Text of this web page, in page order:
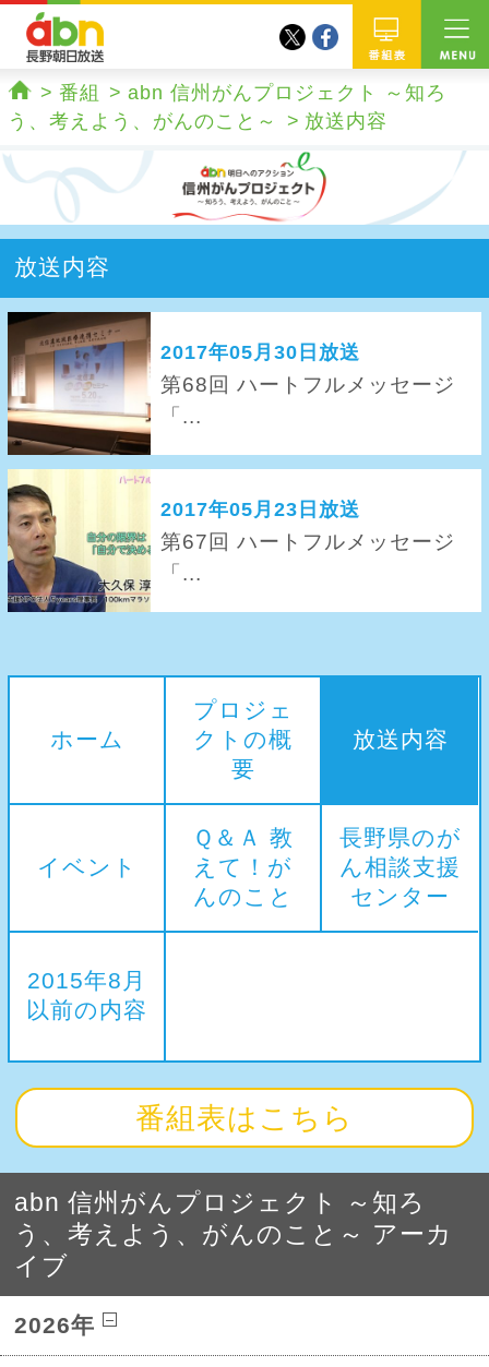
番組
twitterfacebook
ホーム
番組
abn 信州がんプロジェクト ～知ろ
う、考えよう、がんのこと～
放送内容
放送内容
2017年05月30日放送
第68回 ハートフルメッセージ
「...
2017年05月23日放送
第67回 ハートフルメッセージ
「...
ホーム
プロジェ
クトの概
要
放送内容
イベント
Ｑ＆Ａ 教
えて！が
んのこと
長野県のが
ん相談支援
センター
2015年8月
以前の内容
番組表はこちら
abn 信州がんプロジェクト ～知ろ
う、考えよう、がんのこと～ アーカ
イブ
2026年